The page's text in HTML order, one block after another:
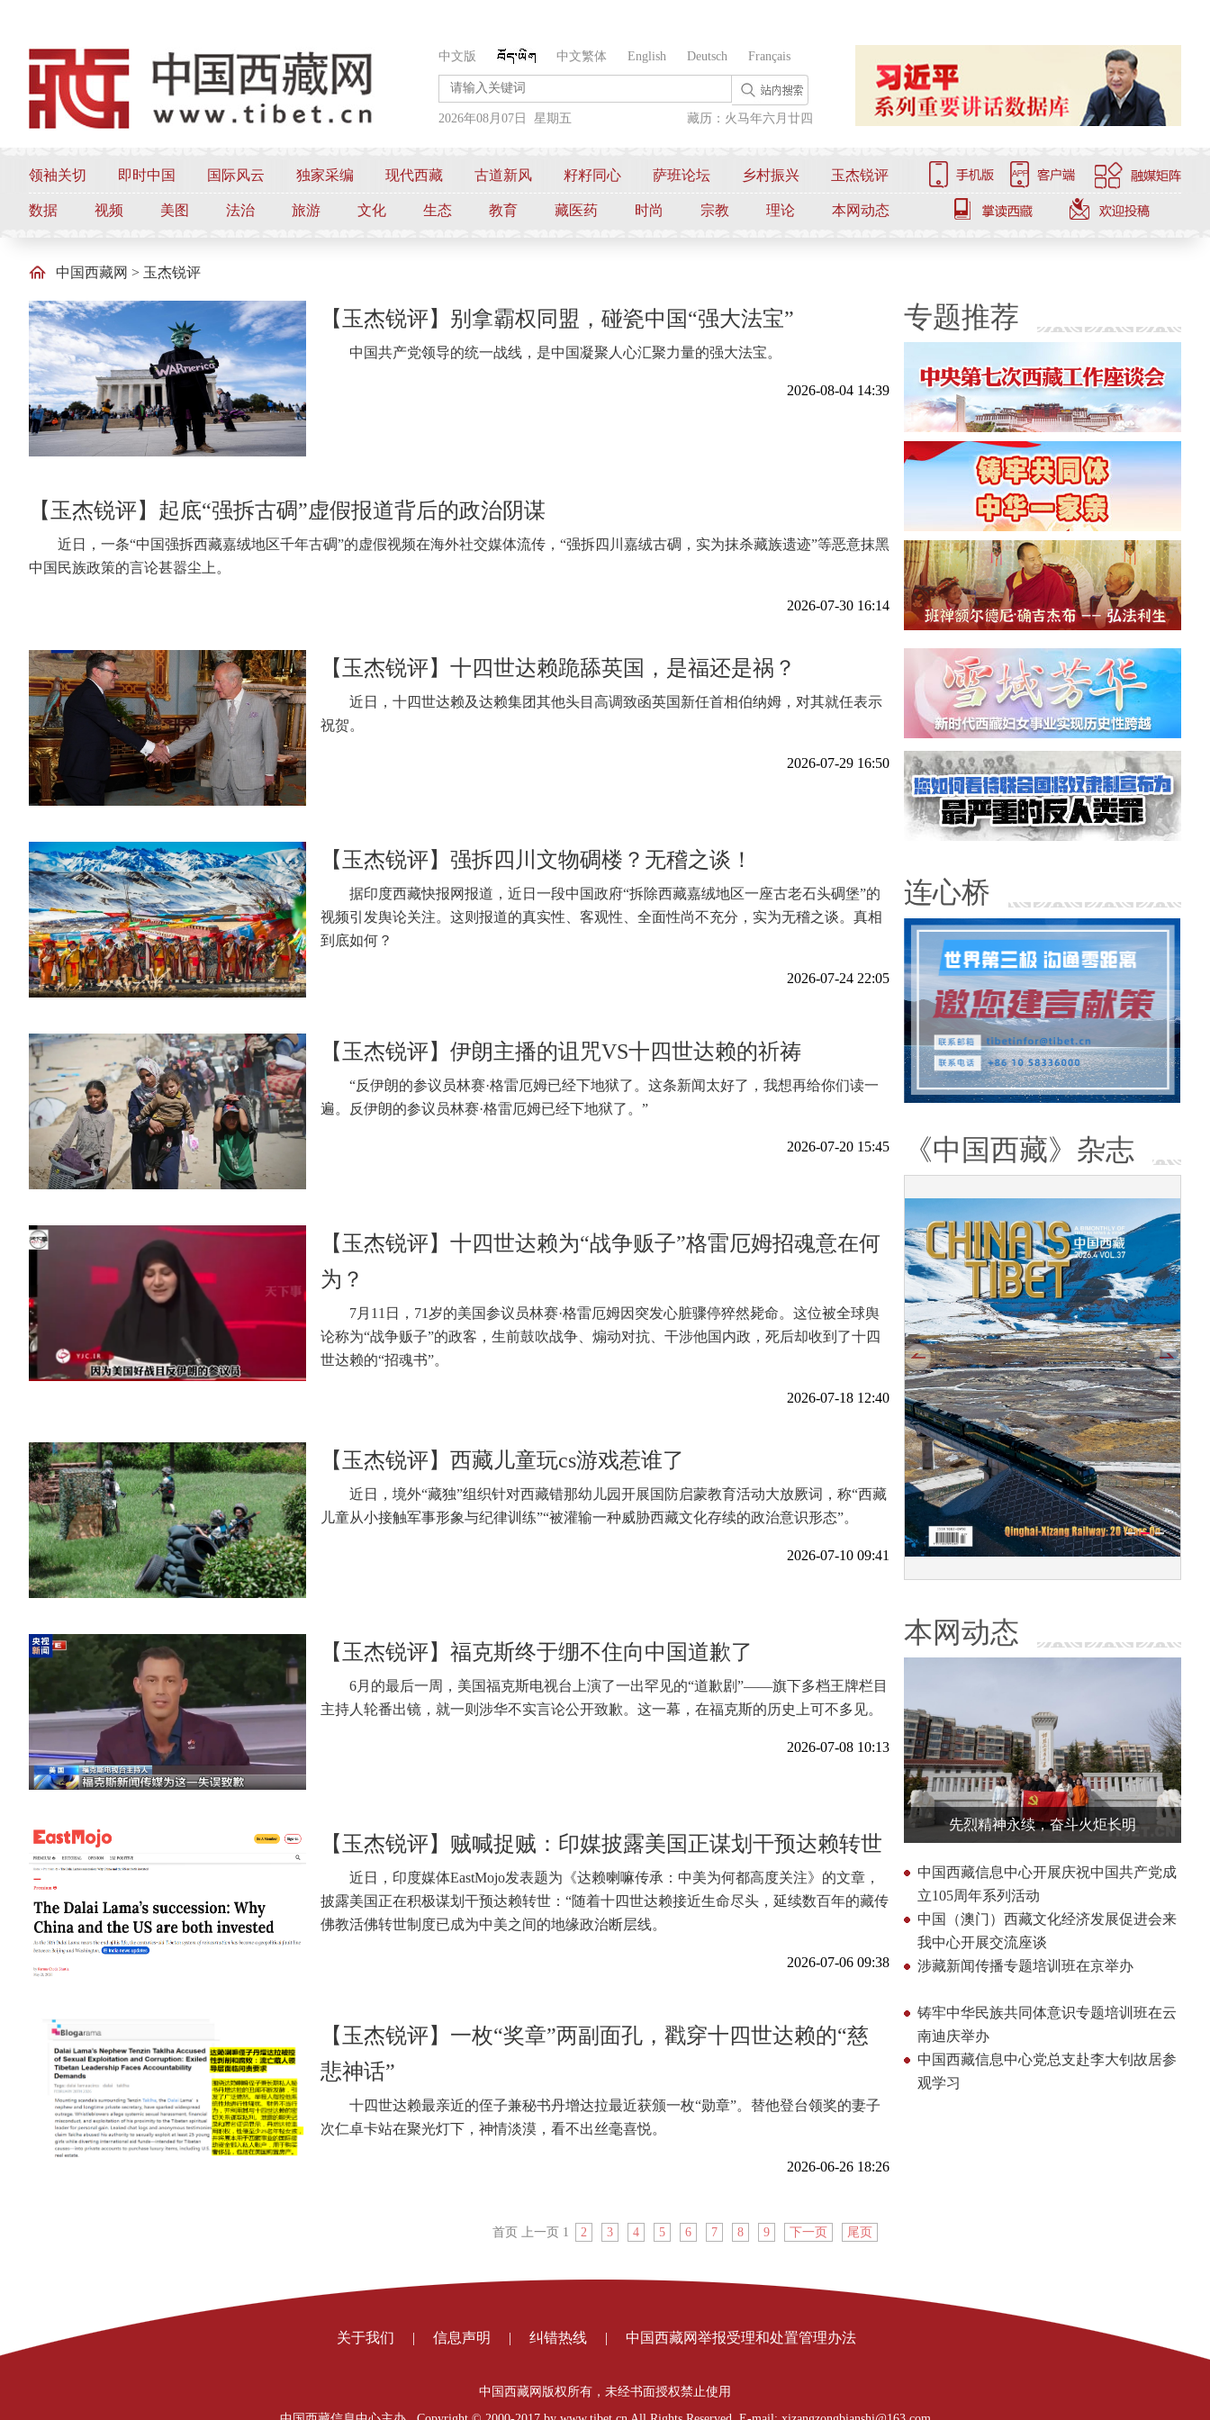
中文版 中文繁体 English Deutsch Français
2026年08月07日 星期五 藏历：火马年六月廿四
领袖关切 即时中国 国际风云 独家采编 现代西藏 古道新风 籽籽同心 萨班论坛 乡村振兴 玉杰锐评
数据 视频 美图 法治 旅游 文化 生态 教育 藏医药 时尚 宗教 理论 本网动态
中国西藏网 > 玉杰锐评
【玉杰锐评】别拿霸权同盟，碰瓷中国“强大法宝”
中国共产党领导的统一战线，是中国凝聚人心汇聚力量的强大法宝。
2026-08-04 14:39
【玉杰锐评】起底“强拆古碉”虚假报道背后的政治阴谋
近日，一条“中国强拆西藏嘉绒地区千年古碉”的虚假视频在海外社交媒体流传，“强拆四川嘉绒古碉，实为抹杀藏族遗迹”等恶意抹黑
中国民族政策的言论甚嚣尘上。
2026-07-30 16:14
【玉杰锐评】十四世达赖跪舔英国，是福还是祸？
近日，十四世达赖及达赖集团其他头目高调致函英国新任首相伯纳姆，对其就任表示
祝贺。
2026-07-29 16:50
【玉杰锐评】强拆四川文物碉楼？无稽之谈！
据印度西藏快报网报道，近日一段中国政府“拆除西藏嘉绒地区一座古老石头碉堡”的
视频引发舆论关注。这则报道的真实性、客观性、全面性尚不充分，实为无稽之谈。真相
到底如何？
2026-07-24 22:05
【玉杰锐评】伊朗主播的诅咒VS十四世达赖的祈祷
“反伊朗的参议员林赛·格雷厄姆已经下地狱了。这条新闻太好了，我想再给你们读一
遍。反伊朗的参议员林赛·格雷厄姆已经下地狱了。”
2026-07-20 15:45
【玉杰锐评】十四世达赖为“战争贩子”格雷厄姆招魂意在何
为？
7月11日，71岁的美国参议员林赛·格雷厄姆因突发心脏骤停猝然毙命。这位被全球舆
论称为“战争贩子”的政客，生前鼓吹战争、煽动对抗、干涉他国内政，死后却收到了十四
世达赖的“招魂书”。
2026-07-18 12:40
【玉杰锐评】西藏儿童玩cs游戏惹谁了
近日，境外“藏独”组织针对西藏错那幼儿园开展国防启蒙教育活动大放厥词，称“西藏
儿童从小接触军事形象与纪律训练”“被灌输一种威胁西藏文化存续的政治意识形态”。
2026-07-10 09:41
【玉杰锐评】福克斯终于绷不住向中国道歉了
6月的最后一周，美国福克斯电视台上演了一出罕见的“道歉剧”——旗下多档王牌栏目
主持人轮番出镜，就一则涉华不实言论公开致歉。这一幕，在福克斯的历史上可不多见。
2026-07-08 10:13
【玉杰锐评】贼喊捉贼：印媒披露美国正谋划干预达赖转世
近日，印度媒体EastMojo发表题为《达赖喇嘛传承：中美为何都高度关注》的文章，
披露美国正在积极谋划干预达赖转世：“随着十四世达赖接近生命尽头，延续数百年的藏传
佛教活佛转世制度已成为中美之间的地缘政治断层线。
2026-07-06 09:38
【玉杰锐评】一枚“奖章”两副面孔，戳穿十四世达赖的“慈
悲神话”
十四世达赖最亲近的侄子兼秘书丹增达拉最近获颁一枚“勋章”。替他登台领奖的妻子
次仁卓卡站在聚光灯下，神情淡漠，看不出丝毫喜悦。
2026-06-26 18:26
首页 上一页 1 2 3 4 5 6 7 8 9 下一页 尾页
专题推荐
连心桥
《中国西藏》杂志
本网动态
先烈精神永续，奋斗火炬长明
中国西藏信息中心开展庆祝中国共产党成
立105周年系列活动
中国（澳门）西藏文化经济发展促进会来
我中心开展交流座谈
涉藏新闻传播专题培训班在京举办
铸牢中华民族共同体意识专题培训班在云
南迪庆举办
中国西藏信息中心党总支赴李大钊故居参
观学习
关于我们 | 信息声明 | 纠错热线 | 中国西藏网举报受理和处置管理办法
中国西藏网版权所有，未经书面授权禁止使用